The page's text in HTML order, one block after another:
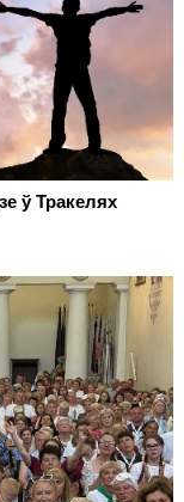
ў Тракелях